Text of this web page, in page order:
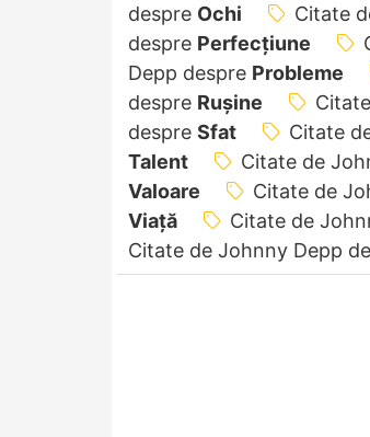
despre Ochi Citate
despre Perfecţiune
Depp despre Probleme
despre Rușine
despre Sfat Citate
Talent
Citate de
Valoare
Citate de
Viață
Citate de
Citate de Johnny Depp